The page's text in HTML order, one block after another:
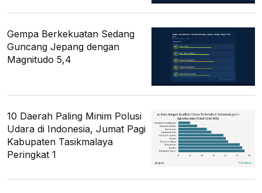
Gempa Berkekuatan Sedang
Guncang Jepang dengan
Magnitudo 5,4
10 Daerah Paling Minim Polusi
Udara di Indonesia, Jumat Pagi
Kabupaten Tasikmalaya
Peringkat 1